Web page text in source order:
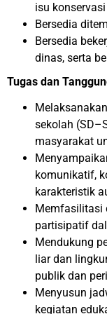
isu
Bersedia
Bersedia
dinas, serta
Tugas dan
sekolah
masyarakat
komunikatif,
karakteristik
Memfasilitasi
partisipatif
Mendukung
liar dan
publik dan
Menyusun
kegiatan